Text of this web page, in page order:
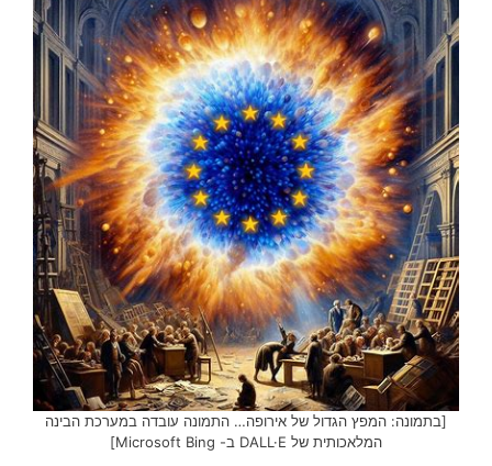
[בתמונה: המפץ הגדול של אירופה… התמונה עובדה במערכת הבינה
המלאכותית של DALL·E ב- Microsoft Bing]